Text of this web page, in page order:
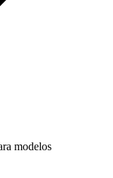
modelos